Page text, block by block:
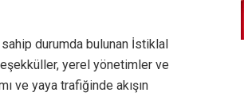
durumda bulunan İstiklal
yerel yönetimler ve
ve yaya trafiğinde akışın